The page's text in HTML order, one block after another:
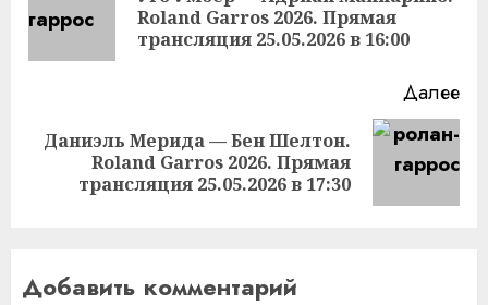
Roland Garros 2026. Прямая
трансляция 25.05.2026 в 16:00
Далее
Следующая
запись:
Даниэль Мерида — Бен Шелтон.
Roland Garros 2026. Прямая
трансляция 25.05.2026 в 17:30
Добавить комментарий